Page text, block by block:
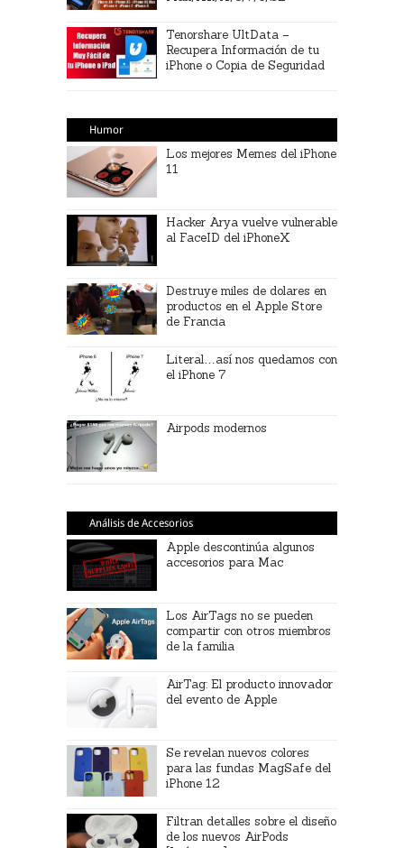
Tenorshare UltData –
Recupera Información de tu
iPhone o Copia de Seguridad
Humor
Los mejores Memes del iPhone
11
Hacker Arya vuelve vulnerable
al FaceID del iPhoneX
Destruye miles de dolares en
productos en el Apple Store
de Francia
Literal…así nos quedamos con
el iPhone 7
Airpods modernos
Análisis de Accesorios
Apple descontinúa algunos
accesorios para Mac
Los AirTags no se pueden
compartir con otros miembros
de la familia
AirTag: El producto innovador
del evento de Apple
Se revelan nuevos colores
para las fundas MagSafe del
iPhone 12
Filtran detalles sobre el diseño
de los nuevos AirPods